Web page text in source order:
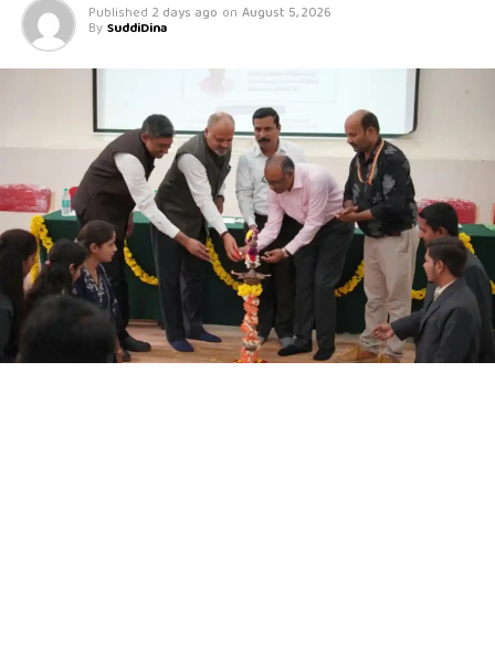
Published 2 days ago on August 5, 2026
By SuddiDina